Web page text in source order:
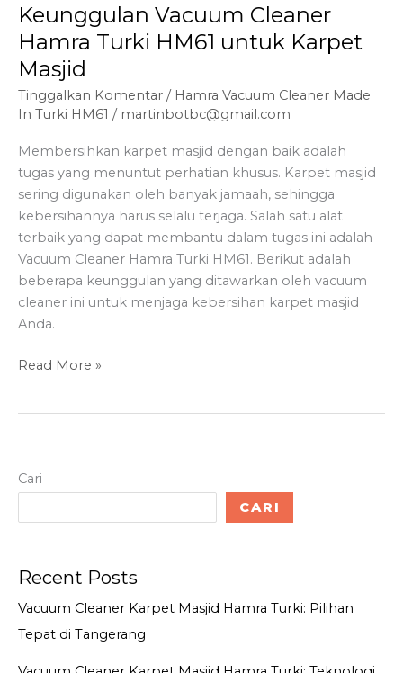
Keunggulan Vacuum Cleaner
Hamra Turki HM61 untuk Karpet
Masjid
Tinggalkan Komentar / Hamra Vacuum Cleaner Made
In Turki HM61 / martinbotbc@gmail.com
Membersihkan karpet masjid dengan baik adalah
tugas yang menuntut perhatian khusus. Karpet masjid
sering digunakan oleh banyak jamaah, sehingga
kebersihannya harus selalu terjaga. Salah satu alat
terbaik yang dapat membantu dalam tugas ini adalah
Vacuum Cleaner Hamra Turki HM61. Berikut adalah
beberapa keunggulan yang ditawarkan oleh vacuum
cleaner ini untuk menjaga kebersihan karpet masjid
Anda.
Keunggulan
HM61
untuk
Read More »
Cari
CARI
Recent Posts
Vacuum Cleaner Karpet Masjid Hamra Turki: Pilihan
Tepat di Tangerang